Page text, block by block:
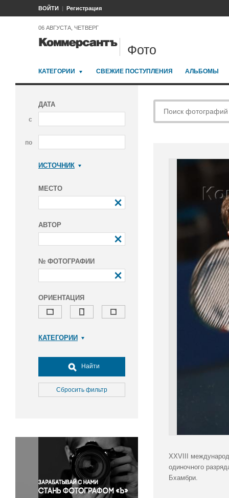
ВОЙТИ Регистрация
06 АВГУСТА, ЧЕТВЕРГ
Фото
КАТЕГОРИИ СВЕЖИЕ ПОСТУПЛЕНИЯ АЛЬБОМЫ
ДАТА
с
по
ИСТОЧНИК
МЕСТО
АВТОР
№ ФОТОГРАФИИ
ОРИЕНТАЦИЯ
КАТЕГОРИИ
Досуг, туризм и отдых
Культура
Медицина
Окружающая среда
Политика
Правосудие
Происшествия и конфликты
Религия
Найти
Сбросить фильтр
XXVIII
одиночного
Бхамбри.